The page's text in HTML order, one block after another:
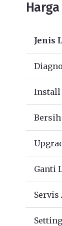
Jenis
Install
Ganti
Servis